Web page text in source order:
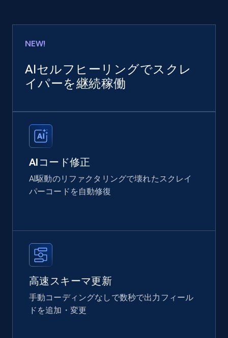
NEW!
AIセルフヒーリングでスクレ
イパーを継続稼働
AIコード修正
AI駆動のリファクタリングで壊れたスクレイ
パーコードを自動修復
高速スキーマ更新
手動コーディングなしで数秒で出力フィール
ドを追加・変更